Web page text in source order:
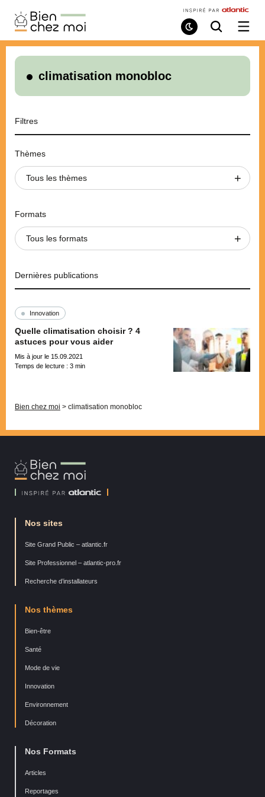
Bien
Chez
Moi
Mode
de
Recherche
/
le
climatisation monobloc
Filtres
Thèmes
Tous les thèmes
Formats
Tous les formats
Dernières publications
Innovation
Quelle climatisation choisir ? 4
astuces pour vous aider
Mis à jour le 15.09.2021
Temps de lecture : 3 min
Bien chez moi > climatisation monobloc
Bien
Chez
Nos sites
Site Grand Public – atlantic.fr
Site Professionnel – atlantic-pro.fr
Recherche d’installateurs
Nos thèmes
Bien-être
Santé
Mode de vie
Innovation
Environnement
Décoration
Nos Formats
Articles
Reportages